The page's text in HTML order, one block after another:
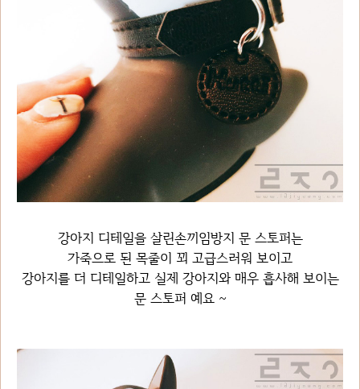
강아지 디테일을 살린손끼임방지 문 스토퍼는
가죽으로 된 목줄이 꾀 고급스러워 보이고
강아지를 더 디테일하고 실제 강아지와 매우 흡사해 보이는
문 스토퍼 예요 ~